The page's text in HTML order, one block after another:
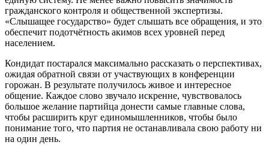
гражданского контроля и общественной экспертизы.
«Слышащее государство» будет слышать все обращения, и это
обеспечит подотчётность акимов всех уровней перед
населением.
Кондидат постарался максимально рассказать о перспективах,
ожидая обратной связи от участвующих в конференции
горожан. В результате получилось живое и интересное
общение. Каждое слово звучало искренне, чувствовалось
большое желание партийца донести самые главные слова,
чтобы расширить круг единомышленников, чтобы было
понимание того, что партия не останавливала свою работу ни
на один день.